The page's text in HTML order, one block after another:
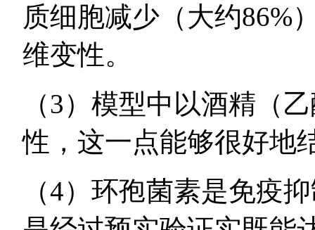
质细胞减少（大约86%
维变性。
（3）模型中以酒精（
性，这一点能够很好地
（4）环孢菌素是免疫